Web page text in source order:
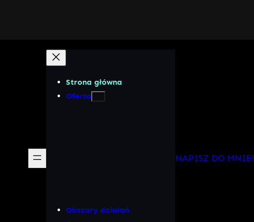
Strona główna
Oferta
Obszary działań
NAPISZ DO MNIE!